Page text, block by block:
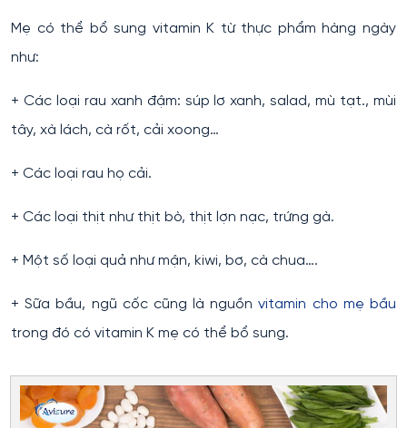
Mẹ có thể bổ sung vitamin K từ thực phẩm hàng ngày
như:
+ Các loại rau xanh đậm: súp lơ xanh, salad, mù tạt., mùi
tây, xà lách, cà rốt, cải xoong…
+ Các loại rau họ cải.
+ Các loại thịt như thịt bò, thịt lợn nạc, trứng gà.
+ Một số loại quả như mận, kiwi, bơ, cà chua….
+ Sữa bầu, ngũ cốc cũng là nguồnvitamin cho mẹ bầu
trong đó có vitamin K mẹ có thể bổ sung.